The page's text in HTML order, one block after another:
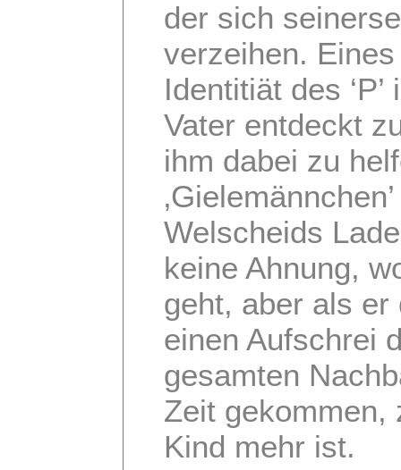
der sich
verzeihen.
Identitiät des
Vater entdeckt
ihm dabei zu
Welscheids
keine Ahnung,
geht, aber als
einen Aufschrei
gesamten
Zeit gekommen,
Kind mehr ist.